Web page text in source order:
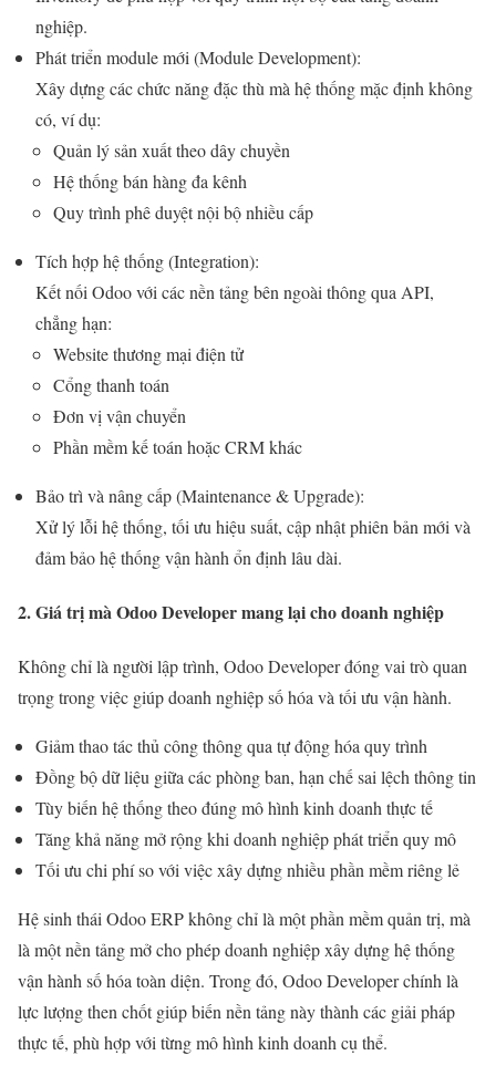
nghiệp.
Phát triển module mới (Module Development):
Xây dựng các chức năng đặc thù mà hệ thống mặc định không
có, ví dụ:
Quản lý sản xuất theo dây chuyền
Hệ thống bán hàng đa kênh
Quy trình phê duyệt nội bộ nhiều cấp
Tích hợp hệ thống (Integration):
Kết nối Odoo với các nền tảng bên ngoài thông qua API,
chẳng hạn:
Website thương mại điện tử
Cổng thanh toán
Đơn vị vận chuyển
Phần mềm kế toán hoặc CRM khác
Bảo trì và nâng cấp (Maintenance & Upgrade):
Xử lý lỗi hệ thống, tối ưu hiệu suất, cập nhật phiên bản mới và
đảm bảo hệ thống vận hành ổn định lâu dài.
2. Giá trị mà Odoo Developer mang lại cho doanh nghiệp
Không chỉ là người lập trình, Odoo Developer đóng vai trò quan
trọng trong việc giúp doanh nghiệp số hóa và tối ưu vận hành.
Giảm thao tác thủ công thông qua tự động hóa quy trình
Đồng bộ dữ liệu giữa các phòng ban, hạn chế sai lệch thông tin
Tùy biến hệ thống theo đúng mô hình kinh doanh thực tế
Tăng khả năng mở rộng khi doanh nghiệp phát triển quy mô
Tối ưu chi phí so với việc xây dựng nhiều phần mềm riêng lẻ
Hệ sinh thái Odoo ERP không chỉ là một phần mềm quản trị, mà
là một nền tảng mở cho phép doanh nghiệp xây dựng hệ thống
vận hành số hóa toàn diện. Trong đó, Odoo Developer chính là
lực lượng then chốt giúp biến nền tảng này thành các giải pháp
thực tế, phù hợp với từng mô hình kinh doanh cụ thể.